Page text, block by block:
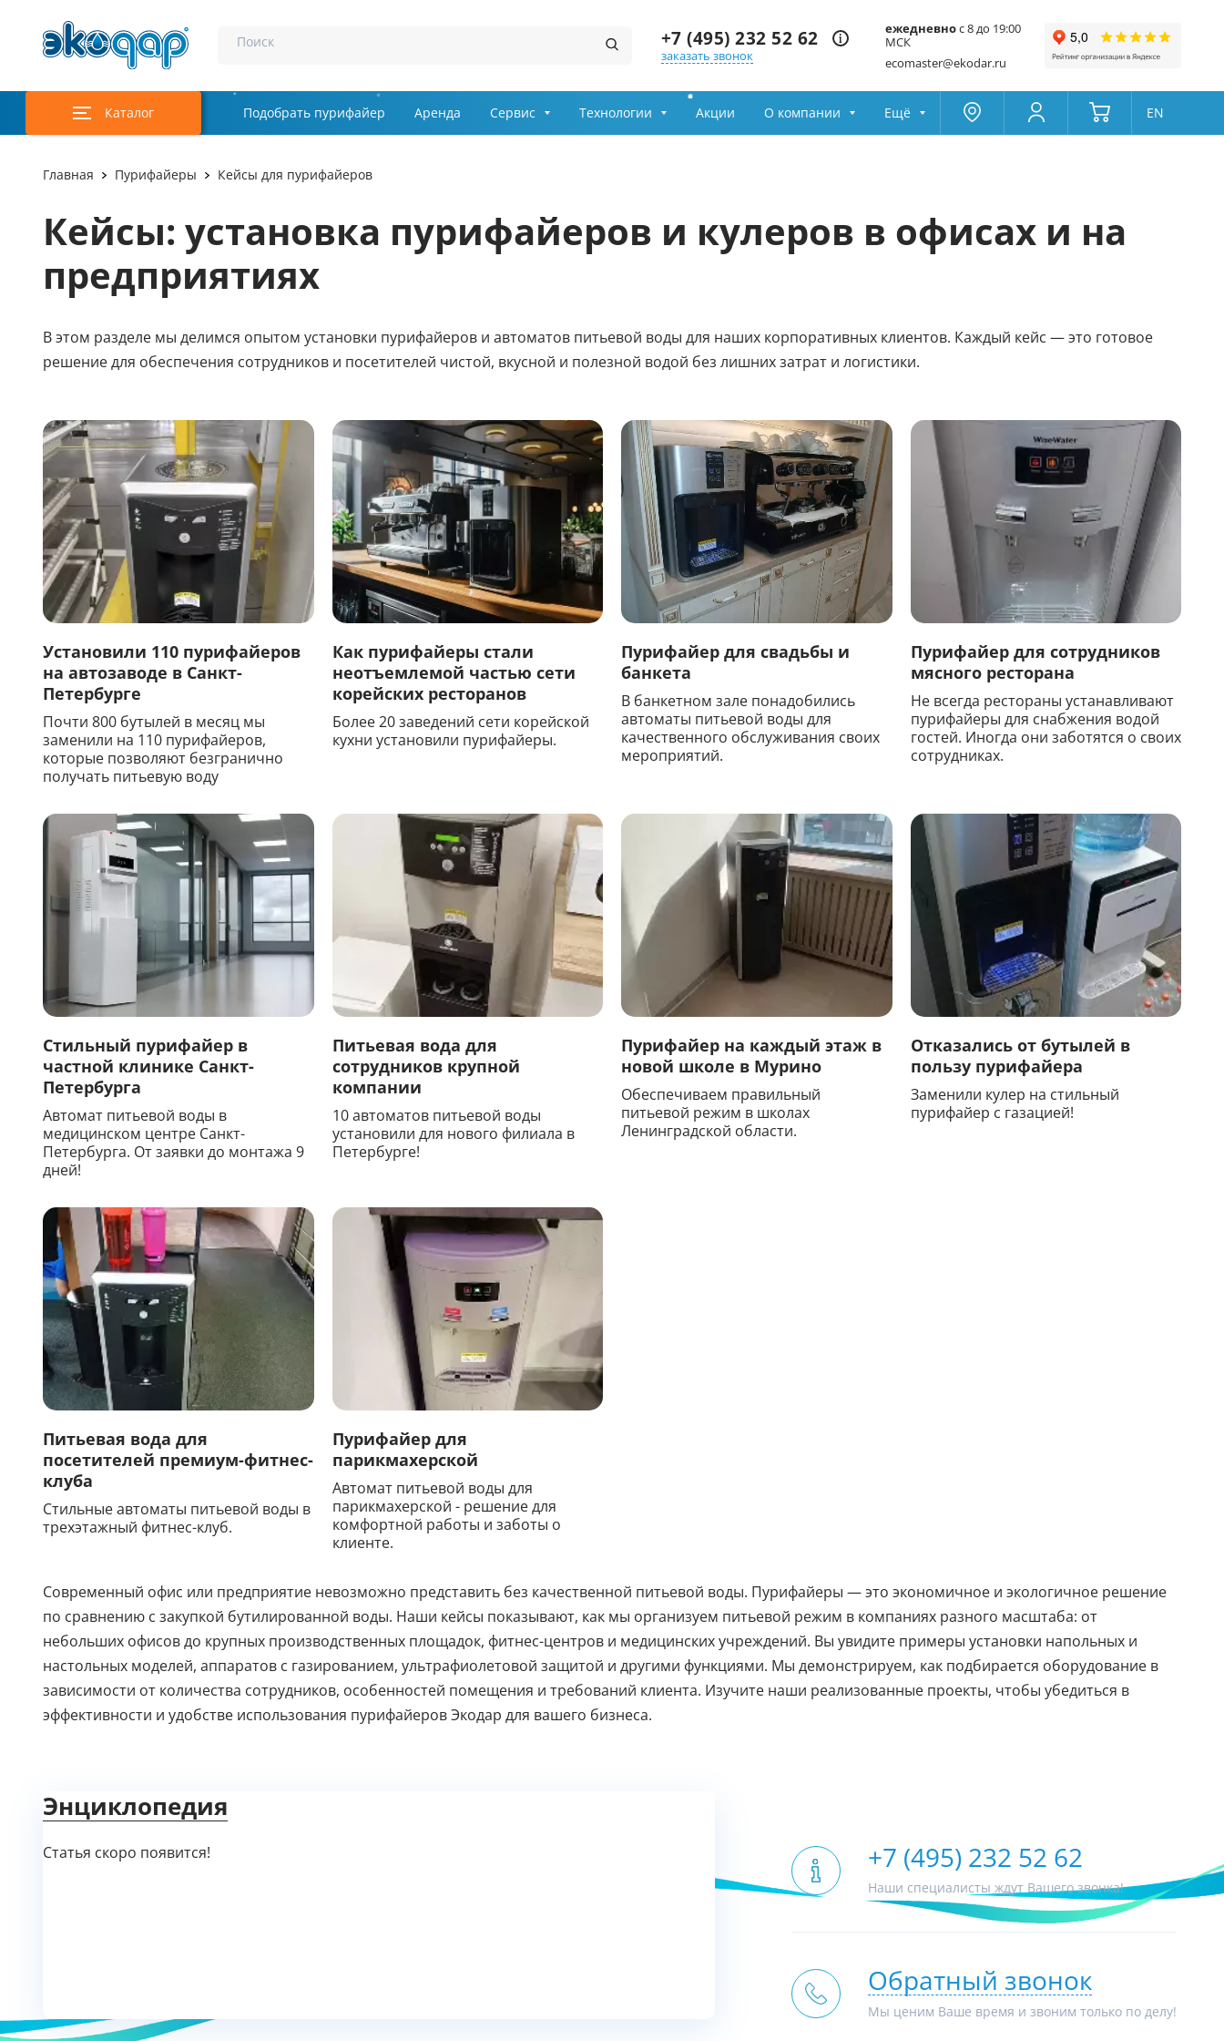
Поиск +7 (495) 232 52 62
Заказ звонка
Выберите причину обращения
Я принимаю условия
передачи информации
Мы Вам перезвоним
Фирменные магазины
заказать звонок
ежедневнос 8 до 19:00
МСК
ecomaster@ekodar.ru
Каталог Подобрать пурифайер Аренда Сервис Технологии Акции О компании Ещё
Избранное
EN
Главная Пурифайеры Кейсы для пурифайеров
Кейсы: установка пурифайеров и кулеров в офисах и на
предприятиях
В этом разделе мы делимся опытом установки пурифайеров и автоматов питьевой воды для наших корпоративных клиентов. Каждый кейс — это готовое
решение для обеспечения сотрудников и посетителей чистой, вкусной и полезной водой без лишних затрат и логистики.
Установили 110 пурифайеров
на автозаводе в Санкт-
Петербурге
Почти 800 бутылей в месяц мы
заменили на 110 пурифайеров,
которые позволяют безгранично
получать питьевую воду
Как пурифайеры стали
неотъемлемой частью сети
корейских ресторанов
Более 20 заведений сети корейской
кухни установили пурифайеры.
Пурифайер для свадьбы и
банкета
В банкетном зале понадобились
автоматы питьевой воды для
качественного обслуживания своих
мероприятий.
Пурифайер для сотрудников
мясного ресторана
Не всегда рестораны устанавливают
пурифайеры для снабжения водой
гостей. Иногда они заботятся о своих
сотрудниках.
Стильный пурифайер в
частной клинике Санкт-
Петербурга
Автомат питьевой воды в
медицинском центре Санкт-
Петербурга. От заявки до монтажа 9
дней!
Питьевая вода для
сотрудников крупной
компании
10 автоматов питьевой воды
установили для нового филиала в
Петербурге!
Пурифайер на каждый этаж в
новой школе в Мурино
Обеспечиваем правильный
питьевой режим в школах
Ленинградской области.
Отказались от бутылей в
пользу пурифайера
Заменили кулер на стильный
пурифайер с газацией!
Питьевая вода для
посетителей премиум-фитнес-
клуба
Стильные автоматы питьевой воды в
трехэтажный фитнес-клуб.
Пурифайер для
парикмахерской
Автомат питьевой воды для
парикмахерской - решение для
комфортной работы и заботы о
клиенте.
Современный офис или предприятие невозможно представить без качественной питьевой воды. Пурифайеры — это экономичное и экологичное решение
по сравнению с закупкой бутилированной воды. Наши кейсы показывают, как мы организуем питьевой режим в компаниях разного масштаба: от
небольших офисов до крупных производственных площадок, фитнес-центров и медицинских учреждений. Вы увидите примеры установки напольных и
настольных моделей, аппаратов с газированием, ультрафиолетовой защитой и другими функциями. Мы демонстрируем, как подбирается оборудование в
зависимости от количества сотрудников, особенностей помещения и требований клиента. Изучите наши реализованные проекты, чтобы убедиться в
эффективности и удобстве использования пурифайеров Экодар для вашего бизнеса.
Энциклопедия
Статья скоро появится! +7 (495) 232 52 62
Наши специалисты ждут Вашего звонка!
Обратный звонок
Мы ценим Ваше время и звоним только по делу!